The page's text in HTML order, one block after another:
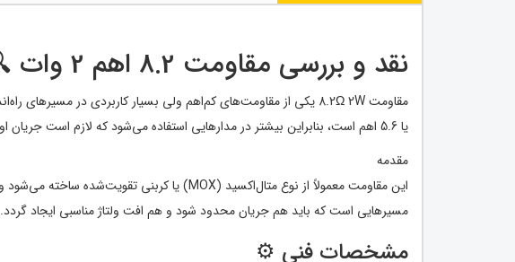
نقد و بررسی مقاومت 8.2 اهم 2 وات 🔍🔥
یا 5.6 اهم است، بنابراین بیشتر در مدارهایی استفاده می‌شود که لازم است جریان اولیه کمی بیشتر محدود شود یا تاخیر راه‌اندازی کنترل شود.
مقدمه
مسیرهایی است که باید هم جریان محدود شود و هم افت ولتاژ مناسبی ایجاد گردد.
مشخصات فنی ⚙️